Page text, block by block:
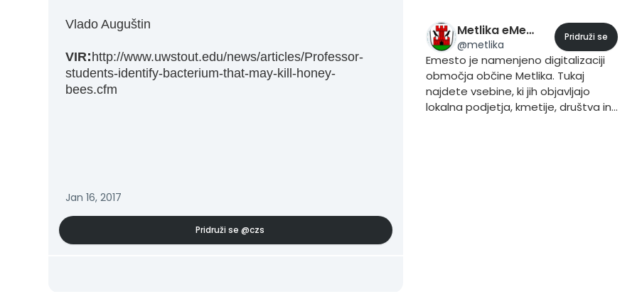
Vlado Auguštin
VIR:http://www.uwstout.edu/news/articles/Professor-
students-identify-bacterium-that-may-kill-honey-
bees.cfm
Jan 16, 2017
Pridruži se @czs
pri objavljanju vsebine dodate trend
#Maribor.
Metlika eMesto
@metlika
Pridruži se
Emesto je namenjeno digitalizaciji
območja občine Metlika. Tukaj
najdete vsebine, ki jih objavljajo
lokalna podjetja, kmetije, društva in